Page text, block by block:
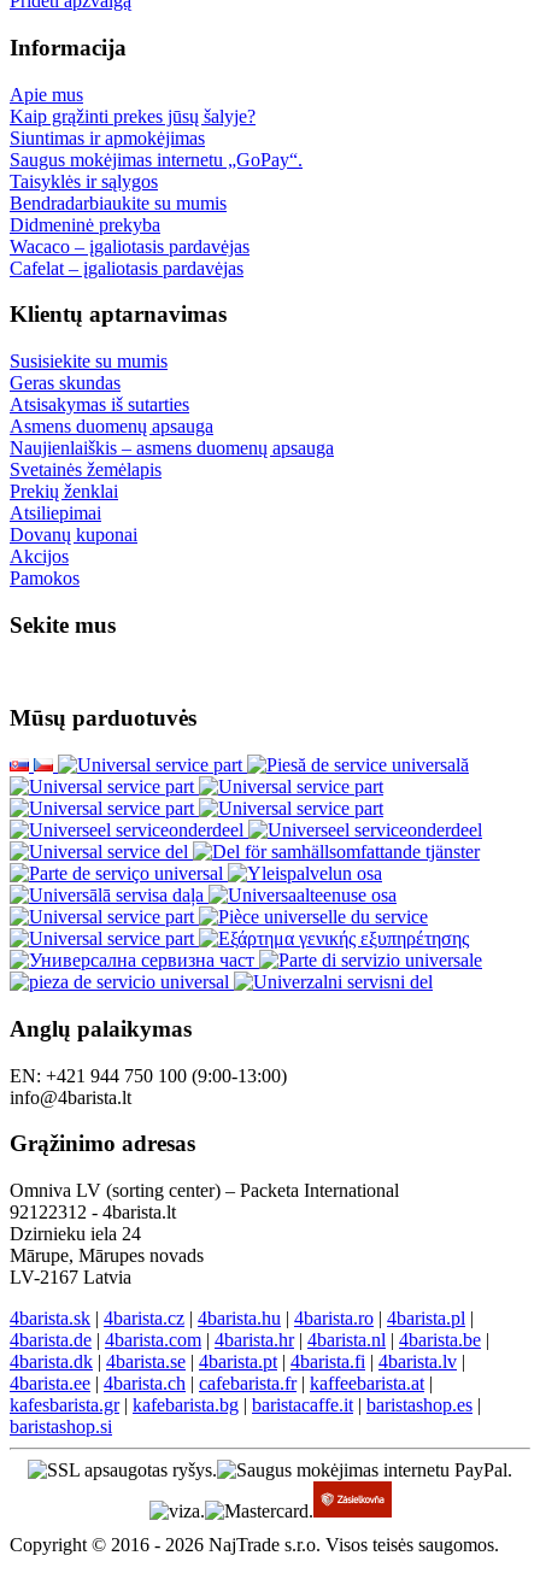
Informacija
Apie mus
Kaip grąžinti prekes jūsų šalyje?
Siuntimas ir apmokėjimas
Saugus mokėjimas internetu „GoPay“.
Taisyklės ir sąlygos
Bendradarbiaukite su mumis
Didmeninė prekyba
Wacaco – įgaliotasis pardavėjas
Cafelat – įgaliotasis pardavėjas
Klientų aptarnavimas
Susisiekite su mumis
Geras skundas
Atsisakymas iš sutarties
Asmens duomenų apsauga
Naujienlaiškis – asmens duomenų apsauga
Svetainės žemėlapis
Prekių ženklai
Atsiliepimai
Dovanų kuponai
Akcijos
Pamokos
Sekite mus
Mūsų parduotuvės
Anglų palaikymas
EN: +421 944 750 100 (9:00-13:00)
info@4barista.lt
Grąžinimo adresas
Omniva LV (sorting center) – Packeta International
92122312 - 4barista.lt
Dzirnieku iela 24
Mārupe, Mārupes novads
LV-2167 Latvia
4barista.sk | 4barista.cz | 4barista.hu | 4barista.ro | 4barista.pl |
4barista.de | 4barista.com | 4barista.hr| 4barista.nl | 4barista.be |
4barista.dk | 4barista.se | 4barista.pt | 4barista.fi | 4barista.lv |
4barista.ee | 4barista.ch | cafebarista.fr| kaffeebarista.at |
kafesbarista.gr| kafebarista.bg | baristacaffe.it | baristashop.es |
baristashop.si
Copyright © 2016 - 2026 NajTrade s.r.o. Visos teisės saugomos.